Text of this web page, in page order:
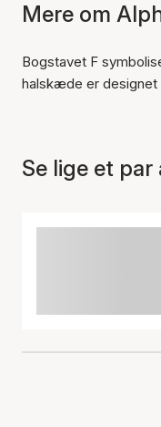
Mere om
Bogstavet F
halskæde er designet
Se lige et